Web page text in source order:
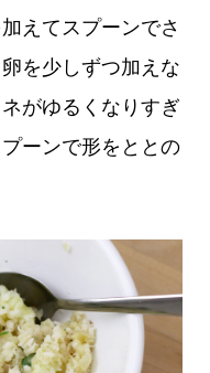
えてスプーンでさ
を少しずつ加えな
がゆるくなりすぎ
ーンで形をととの